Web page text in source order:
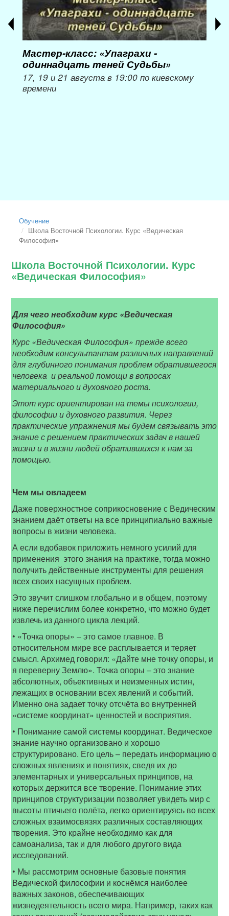
Мастер-класс: «Упаграхи -
одиннадцать теней Судьбы»
17, 19 и 21 августа в 19:00 по киевскому
времени
Обучение
Школа Восточной Психологии. Курс «Ведическая
Философия»
Школа Восточной Психологии. Курс
«Ведическая Философия»
Для чего необходим курс «Ведическая
Философия»
Курс «Ведическая Философия» прежде всего
необходим консультантам различных направлений
для глубинного понимания проблем обратившегося
человека и реальной помощи в вопросах
материального и духовного роста.
Этот курс ориентирован на темы психологии,
философии и духовного развития. Через
практические упражнения мы будем связывать это
знание с решением практических задач в нашей
жизни и в жизни людей обратившихся к нам за
помощью.
Чем мы овладеем
Даже поверхностное соприкосновение с Ведическим
знанием даёт ответы на все принципиально важные
вопросы в жизни человека.
А если вдобавок приложить немного усилий для
применения этого знания на практике, тогда можно
получить действенные инструменты для решения
всех своих насущных проблем.
Это звучит слишком глобально и в общем, поэтому
ниже перечислим более конкретно, что можно будет
извлечь из данного цикла лекций.
• «Точка опоры» – это самое главное. В
относительном мире все расплывается и теряет
смысл. Архимед говорил: «Дайте мне точку опоры, и
я переверну Землю». Точка опоры – это знание
абсолютных, объективных и неизменных истин,
лежащих в основании всех явлений и событий.
Именно она задает точку отсчёта во внутренней
«системе координат» ценностей и восприятия.
• Понимание самой системы координат. Ведическое
знание научно организовано и хорошо
структурировано. Его цель – передать информацию о
сложных явлениях и понятиях, сведя их до
элементарных и универсальных принципов, на
которых держится все творение. Понимание этих
принципов структуризации позволяет увидеть мир с
высоты птичьего полёта, легко ориентируясь во всех
сложных взаимосвязях различных составляющих
творения. Это крайне необходимо как для
самоанализа, так и для любого другого вида
исследований.
• Мы рассмотрим основные базовые понятия
Ведической философии и коснёмся наиболее
важных законов, обеспечивающих
жизнедеятельность всего мира. Например, таких как